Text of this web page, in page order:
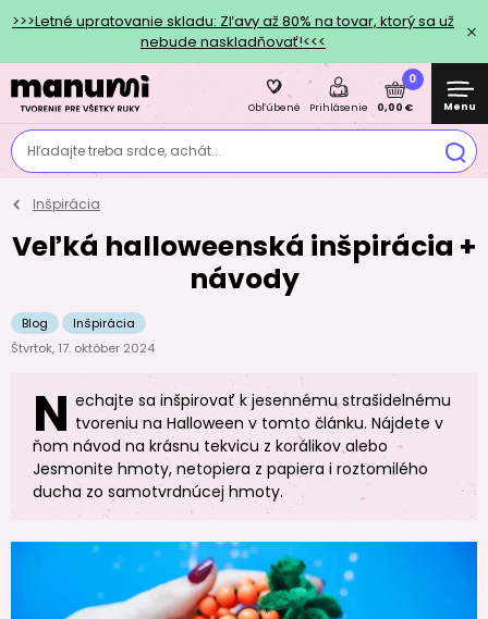
>>>Letné upratovanie skladu: Zľavy až 80% na tovar, ktorý sa už
nebude naskladňovať!<<<
Hľadajte treba srdce, achát...
Obľúbené Prihlásenie
0
0,00 € Menu
Inšpirácia
Veľká halloweenská inšpirácia +
návody
Blog
Inšpirácia
Štvrtok, 17. október 2024
N echajte sa inšpirovať k jesennému strašidelnému
tvoreniu na Halloween v tomto článku. Nájdete v
ňom návod na krásnu tekvicu z korálikov alebo
Jesmonite hmoty, netopiera z papiera i roztomilého
ducha zo samotvrdnúcej hmoty.